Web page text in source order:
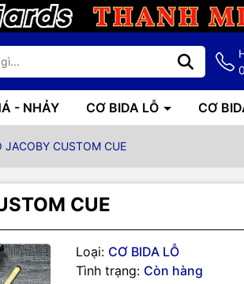
- NHẢY CƠ BIDA LỖ CƠ
JACOBY CUSTOM CUE
CUE
Loại: CƠ BIDA LỖ
Tình trạng: Còn hàng
Thông số kỹ thuật